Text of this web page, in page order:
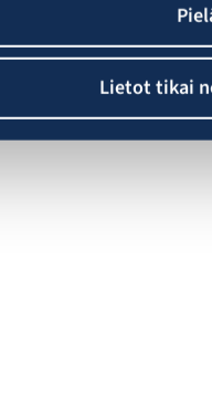
Lietot tikai